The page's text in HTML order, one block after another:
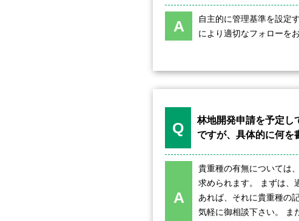
A
自主的に管理基準を設定
により適切なフォローを
Q
林地開発申請を予定し
ですが、具体的に何を
A
貴重種の有無については
求められます。 まずは、
あれば、それに貴重種の
気軽に御相談下さい。 ま